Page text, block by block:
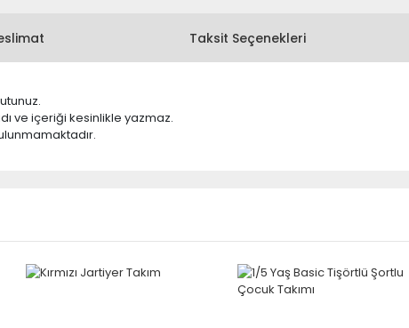
Taksit Seçenekleri
ve içeriği kesinlikle yazmaz.